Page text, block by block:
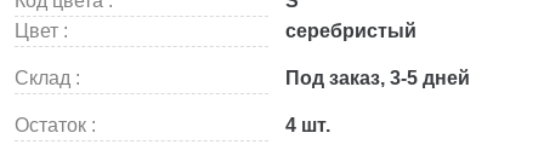
Цвет :
серебристый
Склад : Под заказ, 3-5 дней
Остаток : 4 шт.